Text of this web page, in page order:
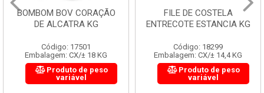
BOMBOM BOV CORAÇÃO
DE ALCATRA KG
Código: 17501
Embalagem: CX/± 18 KG
Produto de peso
variável
FILE DE COSTELA
ENTRECOTE ESTANCIA KG
Código: 18299
Embalagem: CX/± 14,4 KG
Produto de peso
variável